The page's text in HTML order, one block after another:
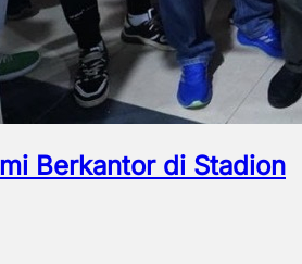
Berkantor di Stadion